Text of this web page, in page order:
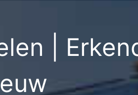
kern
|